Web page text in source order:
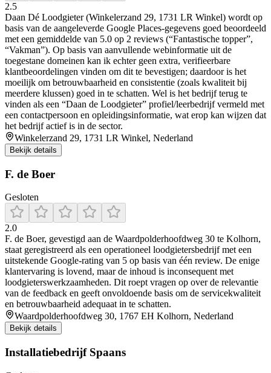
2.5
Daan Dé Loodgieter (Winkelerzand 29, 1731 LR Winkel) wordt op
basis van de aangeleverde Google Places-gegevens goed beoordeeld
met een gemiddelde van 5.0 op 2 reviews (“Fantastische topper”,
“Vakman”). Op basis van aanvullende webinformatie uit de
toegestane domeinen kan ik echter geen extra, verifieerbare
klantbeoordelingen vinden om dit te bevestigen; daardoor is het
moeilijk om betrouwbaarheid en consistentie (zoals kwaliteit bij
meerdere klussen) goed in te schatten. Wel is het bedrijf terug te
vinden als een “Daan de Loodgieter” profiel/leerbedrijf vermeld met
een contactpersoon en opleidingsinformatie, wat erop kan wijzen dat
het bedrijf actief is in de sector.
Winkelerzand 29, 1731 LR Winkel, Nederland
Bekijk details
F. de Boer
Gesloten
2.0
F. de Boer, gevestigd aan de Waardpolderhoofdweg 30 te Kolhorn,
staat geregistreerd als een operationeel loodgietersbedrijf met een
uitstekende Google-rating van 5 op basis van één review. De enige
klantervaring is lovend, maar de inhoud is inconsequent met
loodgieterswerkzaamheden. Dit roept vragen op over de relevantie
van de feedback en geeft onvoldoende basis om de servicekwaliteit
en betrouwbaarheid adequaat in te schatten.
Waardpolderhoofdweg 30, 1767 EH Kolhorn, Nederland
Bekijk details
Installatiebedrijf Spaans